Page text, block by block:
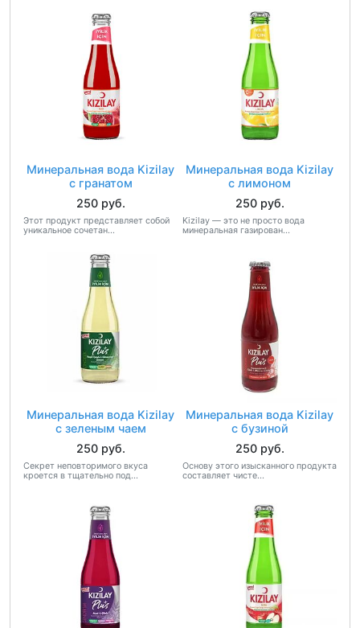
Минеральная вода Kizilay
с гранатом
250 руб.
Этот продукт представляет собой
уникальное сочетан...
Минеральная вода Kizilay
с лимоном
250 руб.
Kizilay — это не просто вода
минеральная газирован...
Минеральная вода Kizilay
с зеленым чаем
250 руб.
Секрет неповторимого вкуса
кроется в тщательно под...
Минеральная вода Kizilay
с бузиной
250 руб.
Основу этого изысканного продукта
составляет чисте...